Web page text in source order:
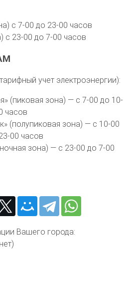
с 7-00 до 23-00 часов
с 23-00 до 7-00 часов
учет электроэнергии):
(пиковая зона) — с 7-00 до 10-
часов
(полупиковая зона) — с 10-00
00 часов
зона) — с 23-00 до 7-00
Вашего города: